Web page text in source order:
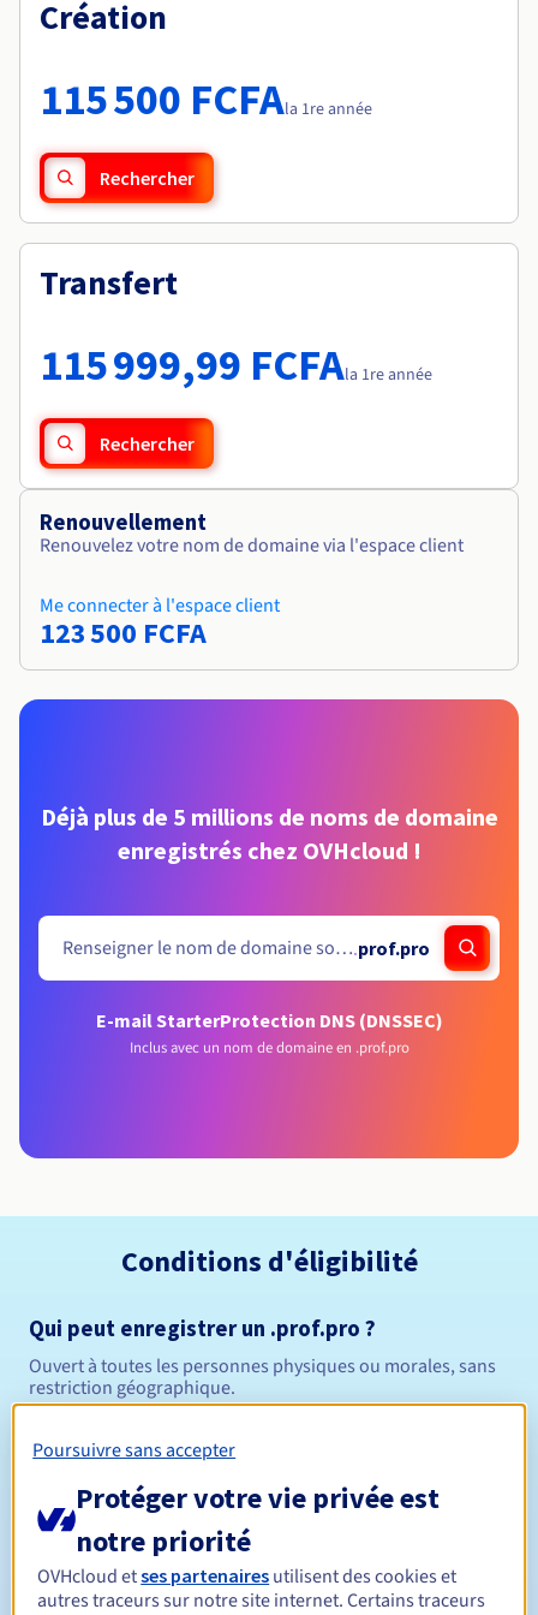
Tarifs
Roadmap & Changelog
Roadmap & Changelog
Création
115 500 FCFAla 1re année
Rechercher
Transfert
115 999,99 FCFAla 1re année
Rechercher
Renouvellement
Renouvelez votre nom de domaine via l'espace client
Me connecter à l'espace client
123 500 FCFA
Déjà plus de 5 millions de noms de domaine
enregistrés chez OVHcloud !
.prof.pro
E-mail StarterProtection DNS (DNSSEC)
Inclus avec un nom de domaine en .prof.pro
Conditions d'éligibilité
Qui peut enregistrer un .prof.pro ?
Ouvert à toutes les personnes physiques ou morales, sans
restriction géographique.
Règles de gestion et notifications
Durée de réservation Entre 1 et 10 ans
Durée de renouvellement Entre 1 et 9 ans
Poursuivre sans accepter
Protéger votre vie privée est
notre priorité
OVHcloud etses partenaires utilisent des cookies et
autres traceurs sur notre site internet. Certains traceurs